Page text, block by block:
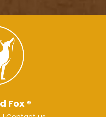
Fox®